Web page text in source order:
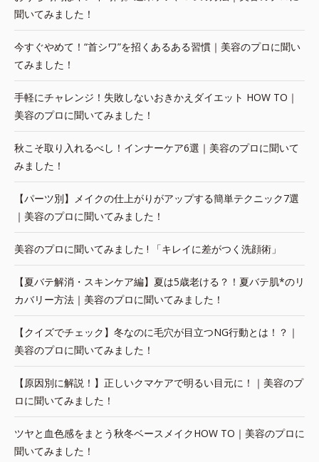
聞いてみました！
今すぐやめて！“首シワ”を招くあるある習慣｜美容のプロに聞い
てみました！
手軽にチャレンジ！失敗しないおきかえダイエット HOW TO｜
美容のプロに聞いてみました！
秋こそ取り入れるべし！インナーケア6選｜美容のプロに聞いて
みました！
【パーツ別】メイクの仕上がりがアップする簡単テクニック7選
｜美容のプロに聞いてみました！
美容のプロに聞いてみました ! 「キレイに差がつく洗顔術」
【夏バテ解消・スキンケア編】夏は5歳老ける？！夏バテ肌*のリ
カバリー方法｜美容のプロに聞いてみました！
【クイズでチェック】冬なのに毛穴が目立つNG行動とは！？｜
美容のプロに聞いてみました！
【原因別に解説！】正しいクマケアで明るい目元に！｜美容のプ
ロに聞いてみました！
ツヤと血色感をまとう秋冬ベースメイクHOW TO｜美容のプロに
聞いてみました！